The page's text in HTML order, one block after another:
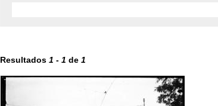
Resultados 1 - 1 de 1